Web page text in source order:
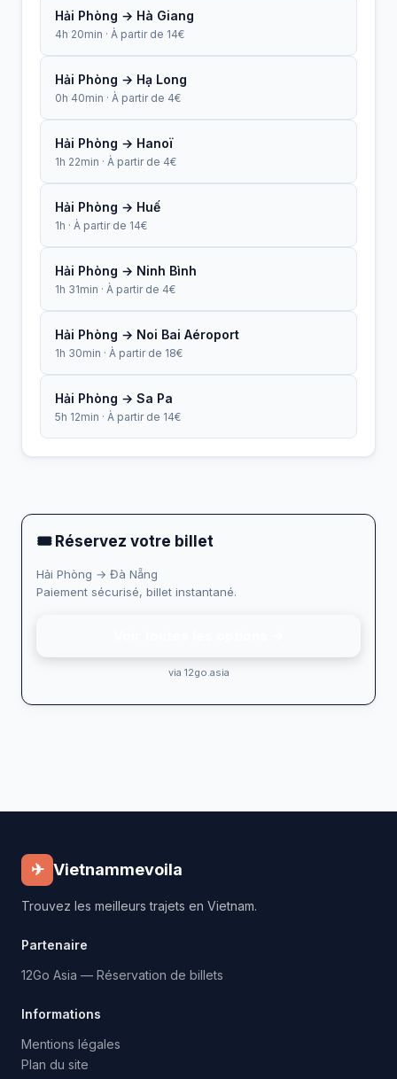
Hải Phòng → Hà Giang
4h 20min · À partir de 14€
Hải Phòng → Hạ Long
0h 40min · À partir de 4€
Hải Phòng → Hanoï
1h 22min · À partir de 4€
Hải Phòng → Huế
1h · À partir de 14€
Hải Phòng → Ninh Bình
1h 31min · À partir de 4€
Hải Phòng → Noi Bai Aéroport
1h 30min · À partir de 18€
Hải Phòng → Sa Pa
5h 12min · À partir de 14€
🎟 Réservez votre billet
Hải Phòng → Đà Nẵng
Paiement sécurisé, billet instantané.
via 12go.asia
✈ Vietnammevoila
Trouvez les meilleurs trajets en Vietnam.
Partenaire
12Go Asia — Réservation de billets
Informations
Mentions légales
Plan du site